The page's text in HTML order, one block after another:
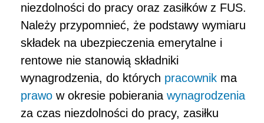
niezdolności do pracy oraz zasiłków z FUS.
Należy przypomnieć, że podstawy wymiaru
składek na ubezpieczenia emerytalne i
rentowe nie stanowią składniki
wynagrodzenia, do których pracownik ma
prawo w okresie pobierania wynagrodzenia
za czas niezdolności do pracy, zasiłku